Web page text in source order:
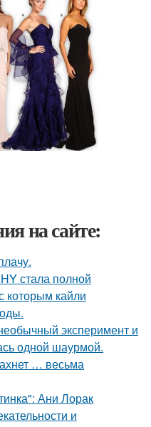
на сайте:
стала полной
которым кайли
эксперимент и
одной шаурмой.
… весьма
Ани Лорак
и